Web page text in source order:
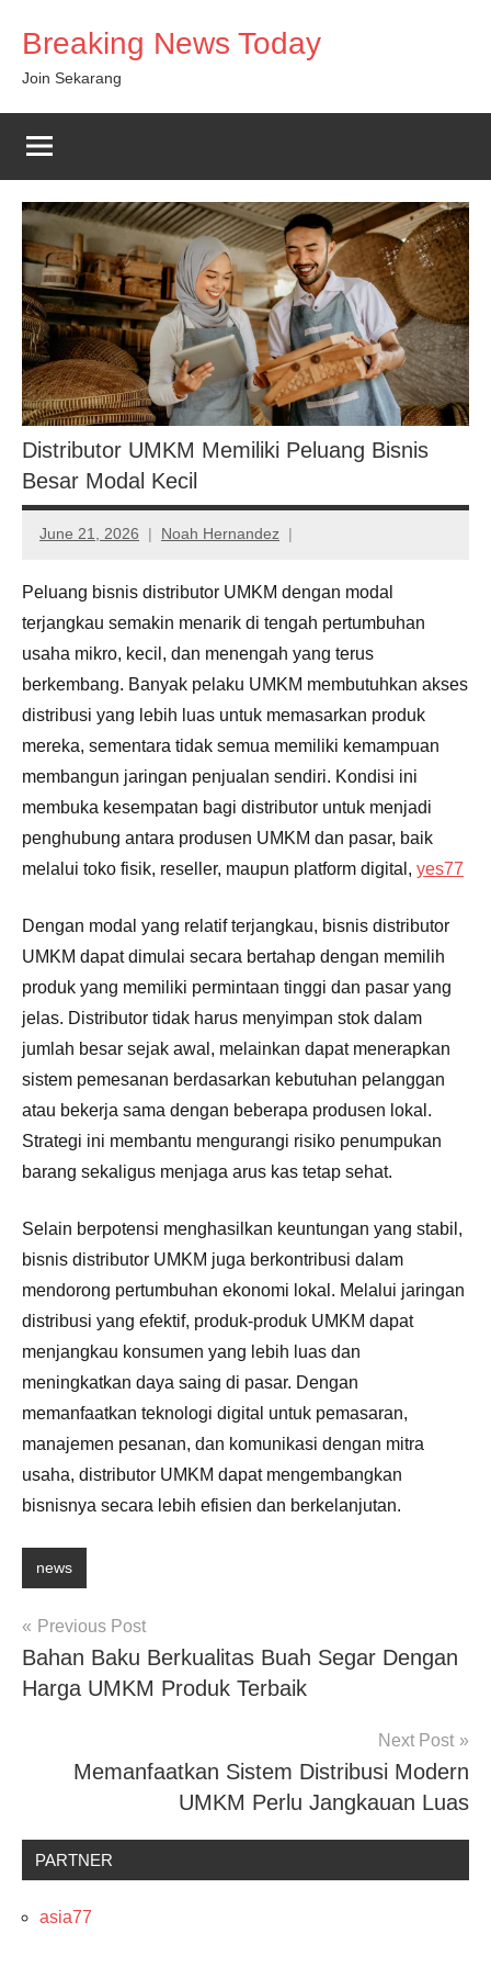
content
Breaking News Today
Join Sekarang
Distributor UMKM Memiliki Peluang Bisnis
Besar Modal Kecil
June 21, 2026 Noah Hernandez
Peluang bisnis distributor UMKM dengan modal
terjangkau semakin menarik di tengah pertumbuhan
usaha mikro, kecil, dan menengah yang terus
berkembang. Banyak pelaku UMKM membutuhkan akses
distribusi yang lebih luas untuk memasarkan produk
mereka, sementara tidak semua memiliki kemampuan
membangun jaringan penjualan sendiri. Kondisi ini
membuka kesempatan bagi distributor untuk menjadi
penghubung antara produsen UMKM dan pasar, baik
melalui toko fisik, reseller, maupun platform digital, yes77
Dengan modal yang relatif terjangkau, bisnis distributor
UMKM dapat dimulai secara bertahap dengan memilih
produk yang memiliki permintaan tinggi dan pasar yang
jelas. Distributor tidak harus menyimpan stok dalam
jumlah besar sejak awal, melainkan dapat menerapkan
sistem pemesanan berdasarkan kebutuhan pelanggan
atau bekerja sama dengan beberapa produsen lokal.
Strategi ini membantu mengurangi risiko penumpukan
barang sekaligus menjaga arus kas tetap sehat.
Selain berpotensi menghasilkan keuntungan yang stabil,
bisnis distributor UMKM juga berkontribusi dalam
mendorong pertumbuhan ekonomi lokal. Melalui jaringan
distribusi yang efektif, produk-produk UMKM dapat
menjangkau konsumen yang lebih luas dan
meningkatkan daya saing di pasar. Dengan
memanfaatkan teknologi digital untuk pemasaran,
manajemen pesanan, dan komunikasi dengan mitra
usaha, distributor UMKM dapat mengembangkan
bisnisnya secara lebih efisien dan berkelanjutan.
news
Post
navigation
Previous Post
Bahan Baku Berkualitas Buah Segar Dengan
Harga UMKM Produk Terbaik
Next Post
Memanfaatkan Sistem Distribusi Modern
UMKM Perlu Jangkauan Luas
PARTNER
asia77